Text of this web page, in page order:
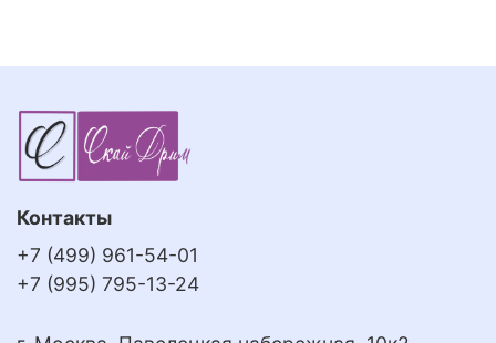
Контакты
+7 (499) 961-54-01
+7 (995) 795-13-24